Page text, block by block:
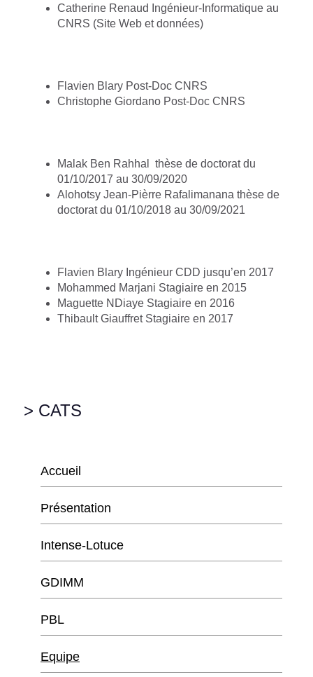
Catherine Renaud Ingénieur-Informatique au
CNRS (Site Web et données)
Flavien Blary Post-Doc CNRS
Christophe Giordano Post-Doc CNRS
Malak Ben Rahhal
thèse de doctorat du
01/10/2017 au 30/09/2020
Alohotsy Jean-Pièrre Rafalimanana thèse de
doctorat du 01/10/2018 au 30/09/2021
Flavien Blary Ingénieur CDD jusqu’en 2017
Mohammed Marjani Stagiaire en 2015
Maguette NDiaye Stagiaire en 2016
Thibault Giauffret Stagiaire en 2017
> CATS
Accueil
Présentation
Intense-Lotuce
GDIMM
PBL
Equipe